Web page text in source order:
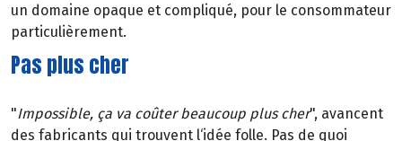
un domaine opaque et compliqué, pour le consommateur
particulièrement.
Pas plus cher
"Impossible, ça va coûter beaucoup plus cher", avancent
des fabricants qui trouvent l‘idée folle. Pas de quoi